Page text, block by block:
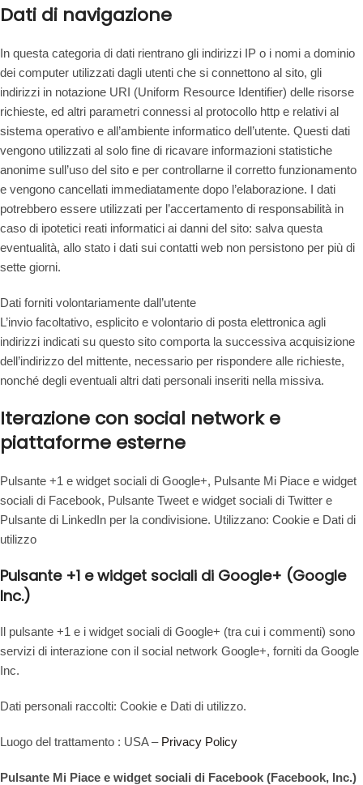
Dati di navigazione
In questa categoria di dati rientrano gli indirizzi IP o i nomi a dominio
dei computer utilizzati dagli utenti che si connettono al sito, gli
indirizzi in notazione URI (Uniform Resource Identifier) delle risorse
richieste, ed altri parametri connessi al protocollo http e relativi al
sistema operativo e all’ambiente informatico dell’utente. Questi dati
vengono utilizzati al solo fine di ricavare informazioni statistiche
anonime sull’uso del sito e per controllarne il corretto funzionamento
e vengono cancellati immediatamente dopo l’elaborazione. I dati
potrebbero essere utilizzati per l’accertamento di responsabilità in
caso di ipotetici reati informatici ai danni del sito: salva questa
eventualità, allo stato i dati sui contatti web non persistono per più di
sette giorni.
Dati forniti volontariamente dall’utente
L’invio facoltativo, esplicito e volontario di posta elettronica agli
indirizzi indicati su questo sito comporta la successiva acquisizione
dell’indirizzo del mittente, necessario per rispondere alle richieste,
nonché degli eventuali altri dati personali inseriti nella missiva.
Iterazione con social network e
piattaforme esterne
Pulsante +1 e widget sociali di Google+, Pulsante Mi Piace e widget
sociali di Facebook, Pulsante Tweet e widget sociali di Twitter e
Pulsante di LinkedIn per la condivisione. Utilizzano: Cookie e Dati di
utilizzo
Pulsante +1 e widget sociali di Google+ (Google
Inc.)
Il pulsante +1 e i widget sociali di Google+ (tra cui i commenti) sono
servizi di interazione con il social network Google+, forniti da Google
Inc.
Dati personali raccolti: Cookie e Dati di utilizzo.
Luogo del trattamento : USA – Privacy Policy
Pulsante Mi Piace e widget sociali di Facebook (Facebook, Inc.)